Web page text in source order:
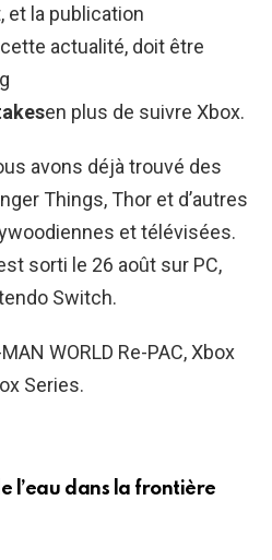
et la publication
actualité, doit être
en plus de suivre Xbox.
avons déjà trouvé des
Things, Thor et d’autres
et télévisées.
sorti le 26 août sur PC,
Switch.
WORLD Re-PAC, Xbox
Series.
l’eau dans la frontière